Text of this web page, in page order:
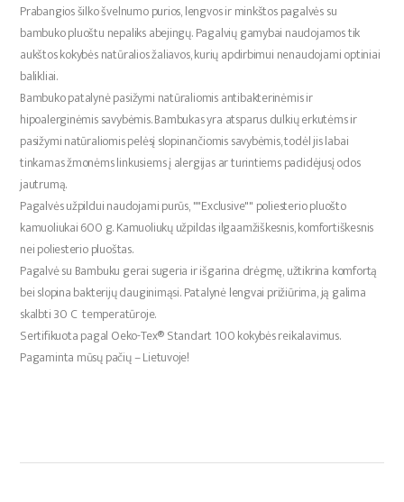
Prabangios šilko švelnumo purios, lengvos ir minkštos pagalvės su
bambuko pluoštu nepaliks abejingų. Pagalvių gamybai naudojamos tik
aukštos kokybės natūralios žaliavos, kurių apdirbimui nenaudojami optiniai
balikliai.
Bambuko patalynė pasižymi natūraliomis antibakterinėmis ir
hipoalerginėmis savybėmis. Bambukas yra atsparus dulkių erkutėms ir
pasižymi natūraliomis pelėsį slopinančiomis savybėmis, todėl jis labai
tinkamas žmonėms linkusiems į alergijas ar turintiems padidėjusį odos
jautrumą.
Pagalvės užpildui naudojami purūs, ""Exclusive"" poliesterio pluošto
kamuoliukai 600 g. Kamuoliukų užpildas ilgaamžiškesnis, komfortiškesnis
nei poliesterio pluoštas.
Pagalvė su Bambuku gerai sugeria ir išgarina drėgmę, užtikrina komfortą
bei slopina bakterijų dauginimąsi. Patalynė lengvai prižiūrima, ją galima
skalbti 30 C temperatūroje.
Sertifikuota pagal Oeko-Tex® Standart 100 kokybės reikalavimus.
Pagaminta mūsų pačių – Lietuvoje!